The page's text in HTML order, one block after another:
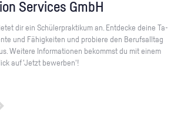
Ser­vices GmbH
dir ein Schü­ler­prak­ti­kum an. Ent­de­cke deine Ta­
und Fä­hig­kei­ten und pro­bie­re den Be­rufs­all­tag
Wei­te­re In­for­ma­tio­nen be­kommst du mit einem
auf 'Jetzt be­wer­ben'!